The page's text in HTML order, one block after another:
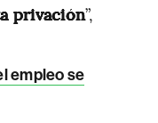
privación”,
empleo se